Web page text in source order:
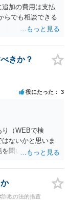
加の費用は支払
らでも相談できる
きか？
役にたった 3
（WEBで検
ないかと思いま
聞いてくれる
相談の案件につ
手にしない方が
現実的には難しい
詐欺の法的措置